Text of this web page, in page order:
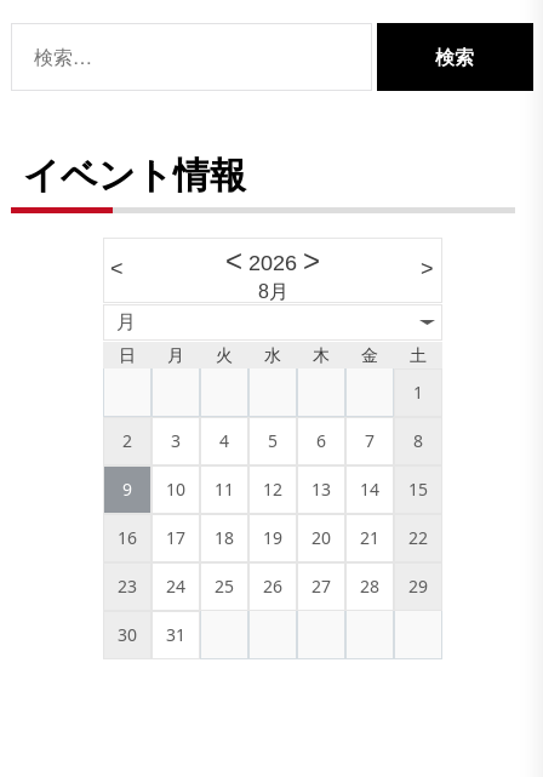
索:
イベント情報
< < 2026 >
8月
>
月
日 月 火 水 木 金 土
1
2 3 4 5 6 7 8
9 10 11 12 13 14 15
16 17 18 19 20 21 22
23 24 25 26 27 28 29
30 31